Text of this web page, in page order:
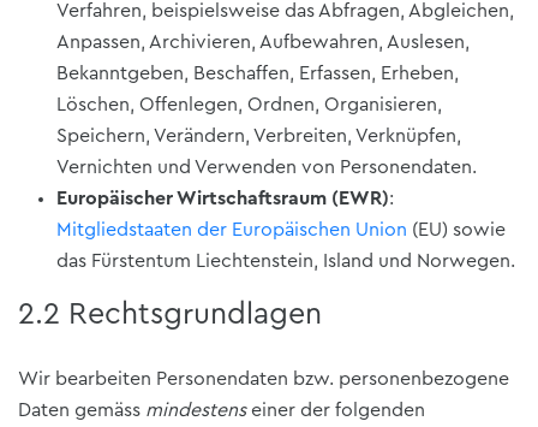
Verfahren, beispielsweise das Abfragen, Abgleichen,
Anpassen, Archivieren, Aufbewahren, Auslesen,
Bekanntgeben, Beschaffen, Erfassen, Erheben,
Löschen, Offenlegen, Ordnen, Organisieren,
Speichern, Verändern, Verbreiten, Verknüpfen,
Vernichten und Verwenden von Personendaten.
Europäischer Wirtschaftsraum (EWR):
Mitgliedstaaten der Europäischen Union (EU) sowie
das Fürstentum Liechtenstein, Island und Norwegen.
2.2 Rechtsgrundlagen
Wir bearbeiten Personendaten bzw. personenbezogene
Daten gemäss mindestenseiner der folgenden